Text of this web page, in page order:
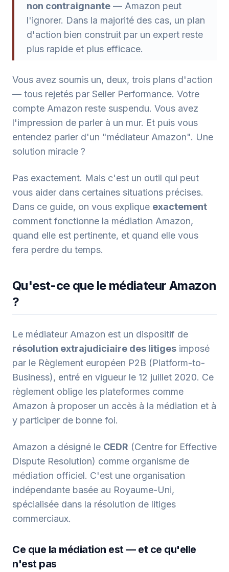
non contraignante — Amazon peut
l'ignorer. Dans la majorité des cas, un plan
d'action bien construit par un expert reste
plus rapide et plus efficace.
Vous avez soumis un, deux, trois plans d'action
— tous rejetés par Seller Performance. Votre
compte Amazon reste suspendu. Vous avez
l'impression de parler à un mur. Et puis vous
entendez parler d'un "médiateur Amazon". Une
solution miracle ?
Pas exactement. Mais c'est un outil qui peut
vous aider dans certaines situations précises.
Dans ce guide, on vous explique exactement
comment fonctionne la médiation Amazon,
quand elle est pertinente, et quand elle vous
fera perdre du temps.
Qu'est-ce que le médiateur Amazon
?
Le médiateur Amazon est un dispositif de
résolution extrajudiciaire des litiges imposé
par le Règlement européen P2B (Platform-to-
Business), entré en vigueur le 12 juillet 2020. Ce
règlement oblige les plateformes comme
Amazon à proposer un accès à la médiation et à
y participer de bonne foi.
Amazon a désigné le CEDR (Centre for Effective
Dispute Resolution) comme organisme de
médiation officiel. C'est une organisation
indépendante basée au Royaume-Uni,
spécialisée dans la résolution de litiges
commerciaux.
Ce que la médiation est — et ce qu'elle
n'est pas